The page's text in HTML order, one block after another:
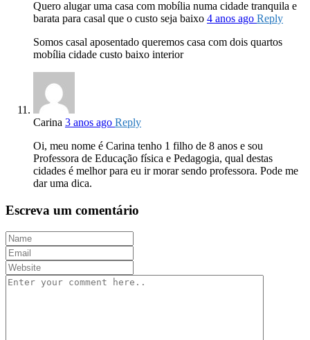
Quero alugar uma casa com mobília numa cidade tranquila e
barata para casal que o custo seja baixo 4 anos ago Reply
Somos casal aposentado queremos casa com dois quartos
mobília cidade custo baixo interior
Carina 3 anos ago Reply
Oi, meu nome é Carina tenho 1 filho de 8 anos e sou
Professora de Educação física e Pedagogia, qual destas
cidades é melhor para eu ir morar sendo professora. Pode me
dar uma dica.
Escreva um comentário